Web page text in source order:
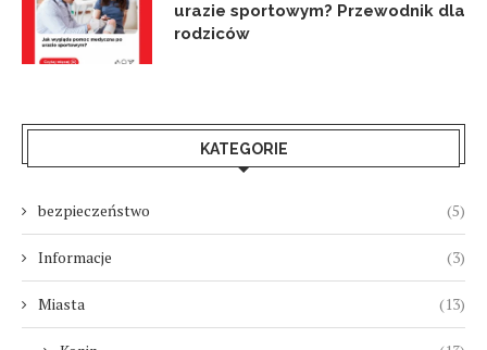
urazie sportowym? Przewodnik dla
rodziców
KATEGORIE
bezpieczeństwo (5)
Informacje (3)
Miasta (13)